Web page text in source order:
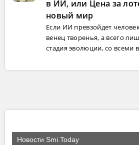
в ИИ, или Цена за
новый мир
Если ИИ превзойдет
венец творенья, а всего
стадия эволюции, со всеми